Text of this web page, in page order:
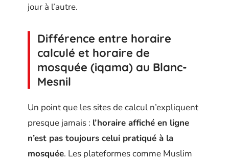
jour à l’autre.
Différence entre horaire
calculé et horaire de
mosquée (iqama) au Blanc-
Mesnil
Un point que les sites de calcul n’expliquent
presque jamais : l’horaire affiché en ligne
n’est pas toujours celui pratiqué à la
mosquée. Les plateformes comme Muslim